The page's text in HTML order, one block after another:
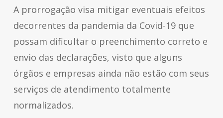
A prorrogação visa mitigar eventuais efeitos
decorrentes da pandemia da Covid-19 que
possam dificultar o preenchimento correto e
envio das declarações, visto que alguns
órgãos e empresas ainda não estão com seus
serviços de atendimento totalmente
normalizados.